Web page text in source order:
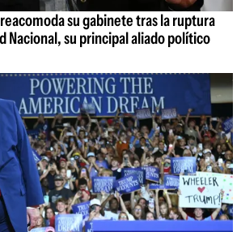
su gabinete tras la ruptura
Nacional, su principal aliado político